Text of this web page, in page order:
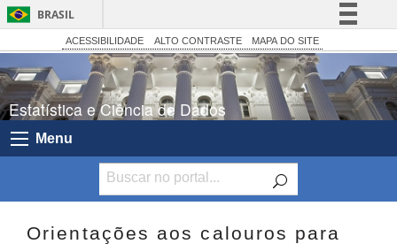
BRASIL
Simplifique!
Comunica BR
Participe
Acesso à informação
Canais
ACESSIBILIDADE ALTO CONTRASTE MAPA DO SITE
Estatística e Ciência de Dados
Menu
Orientações aos calouros para